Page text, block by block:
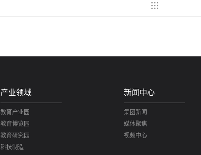
产业领域
教育产业园
教育博览园
教育研究园
科技制造
新闻中心
集团新闻
媒体聚焦
视频中心